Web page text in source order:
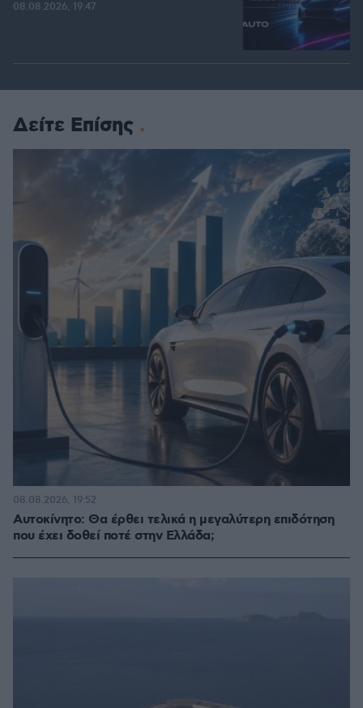
08.08.2026, 19:47
Δείτε Επίσης
Αυτοκίνητο: Θα έρθει τελικά η μεγαλύτερη επιδότηση
που έχει δοθεί ποτέ στην Ελλάδα;
08.08.2026, 19:52